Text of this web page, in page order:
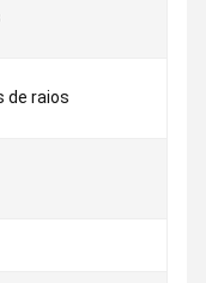
de raios